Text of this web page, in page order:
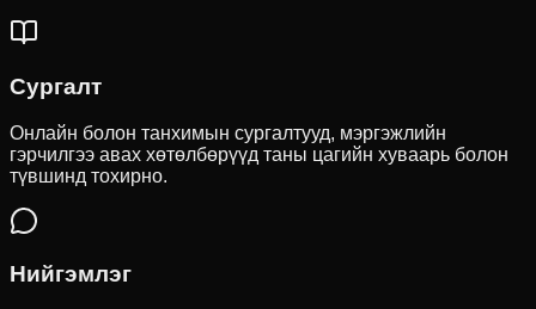
Сургалт
Онлайн болон танхимын сургалтууд, мэргэжлийн
гэрчилгээ авах хөтөлбөрүүд таны цагийн хуваарь болон
түвшинд тохирно.
Нийгэмлэг